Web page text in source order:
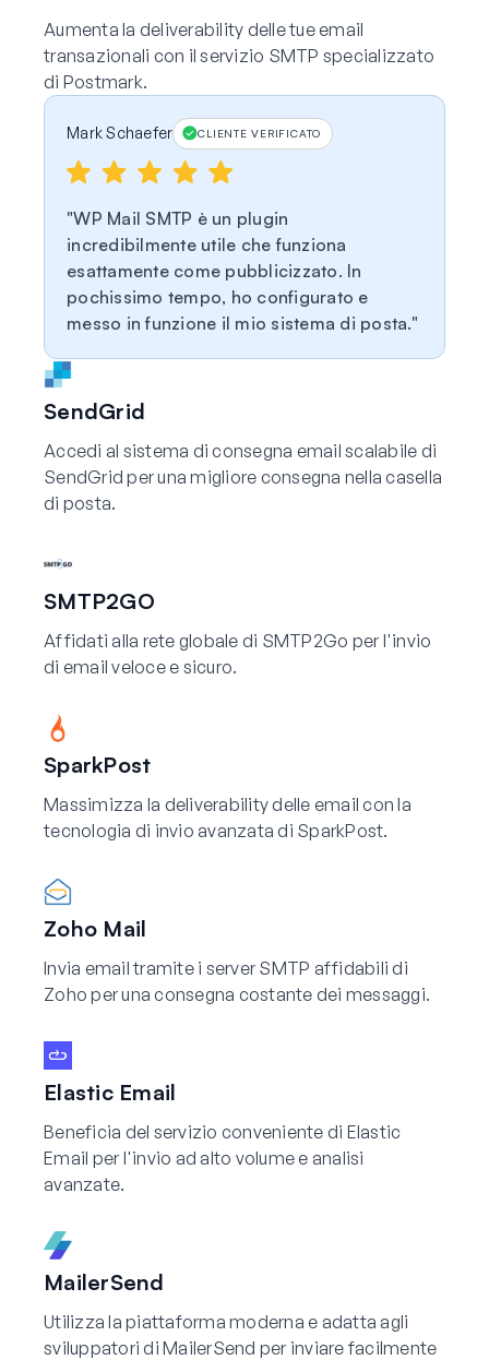
Aumenta la deliverability delle tue email
transazionali con il servizio SMTP specializzato
di Postmark.
Mark Schaefer CLIENTE VERIFICATO
WP Mail SMTP è un plugin
incredibilmente utile che funziona
esattamente come pubblicizzato. In
pochissimo tempo, ho configurato e
messo in funzione il mio sistema di posta.
SendGrid
Accedi al sistema di consegna email scalabile di
SendGrid per una migliore consegna nella casella
di posta.
SMTP2GO
Affidati alla rete globale di SMTP2Go per l'invio
di email veloce e sicuro.
SparkPost
Massimizza la deliverability delle email con la
tecnologia di invio avanzata di SparkPost.
Zoho Mail
Invia email tramite i server SMTP affidabili di
Zoho per una consegna costante dei messaggi.
Elastic Email
Beneficia del servizio conveniente di Elastic
Email per l'invio ad alto volume e analisi
avanzate.
MailerSend
Utilizza la piattaforma moderna e adatta agli
sviluppatori di MailerSend per inviare facilmente